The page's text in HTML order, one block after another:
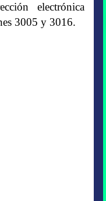
electrónica
3005 y 3016.